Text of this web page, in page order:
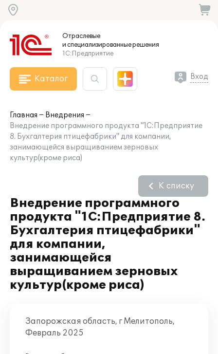
Отраслевые
и специализированныерешения
1С:Предприятие
Каталог Вход
Главная
Внедрения
Внедрение программного продукта "1С:Предприятие
8. Бухгалтерия птицефабрики" для компании,
занимающейся выращиванием зерновых
культур(кроме риса)
Внедрение программного
продукта "1С:Предприятие 8.
Бухгалтерия птицефабрики"
для компании,
занимающейся
выращиванием зерновых
культур(кроме риса)
К списку
Запорожская область, г Мелитополь,
Февраль 2025